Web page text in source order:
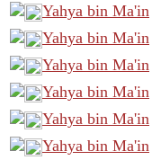
Yahya bin Ma'in
Yahya bin Ma'in
Yahya bin Ma'in
Yahya bin Ma'in
Yahya bin Ma'in
Yahya bin Ma'in